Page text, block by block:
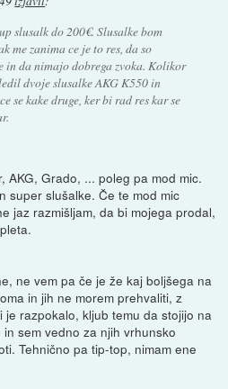
slusalk do 200€. Slusalke bom
me zanima ce je to res, da so
in da nimajo dobrega zvoka. Kolikor
dvoje slusalke AKG K550 in
se kake druge, ker bi rad res kar se
AKG, Grado, ... poleg pa mod mic.
super slušalke. Če te mod mic
jaz razmišljam, da bi mojega prodal,
ne vem pa če je že kaj boljšega na
in jih ne morem prehvaliti, z
razpokalo, kljub temu da stojijo na
sem vedno za njih vrhunsko
Tehnično pa tip-top, nimam ene